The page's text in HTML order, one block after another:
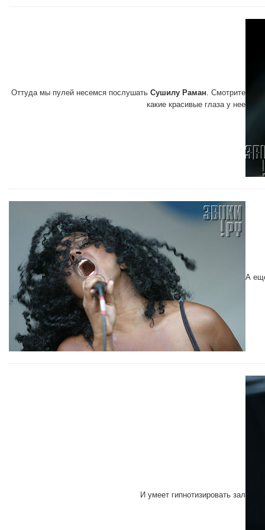
Оттуда мы пулей несемся послушать Сушилу Раман. Смотрите
какие красивые глаза у нее
А
И умеет гипнотизировать зал